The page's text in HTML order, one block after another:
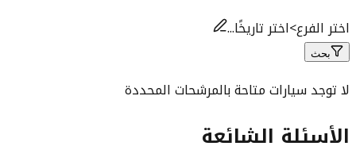
اختر الفرع>اختر تاريخًا...
بحث
لا توجد سيارات متاحة بالمرشحات المحددة
الأسئلة الشائعة